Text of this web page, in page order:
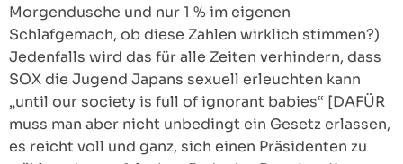
Morgendusche und nur 1 % im eigenen
Schlafgemach, ob diese Zahlen wirklich stimmen?)
Jedenfalls wird das für alle Zeiten verhindern, dass
SOX die Jugend Japans sexuell erleuchten kann
„until our society is full of ignorant babies“ [DAFÜR
muss man aber nicht unbedingt ein Gesetz erlassen,
es reicht voll und ganz, sich einen Präsidenten zu